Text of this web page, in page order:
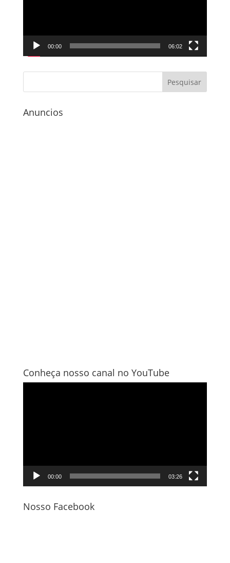
00:00 06:02
Anuncios
Conheça nosso canal no YouTube
00:00 03:26
Nosso Facebook